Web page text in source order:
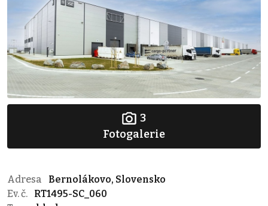
3
Fotogalerie
Adresa
Bernolákovo, Slovensko
Ev. č.
RT1495-SC_060